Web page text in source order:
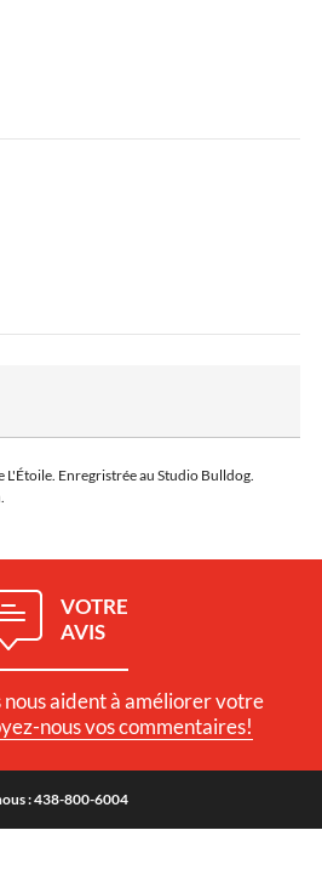
Enregristrée au Studio Bulldog.
VOTRE
AVIS
aident à améliorer votre
nous vos commentaires!
: 438-800-6004